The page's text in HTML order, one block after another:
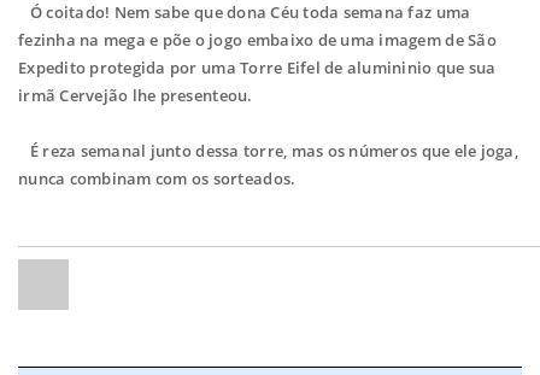
Ó coitado! Nem sabe que dona Céu toda semana faz uma
fezinha na mega e põe o jogo embaixo de uma imagem de São
Expedito protegida por uma Torre Eifel de alumininio que sua
irmã Cervejão lhe presenteou.
É reza semanal junto dessa torre, mas os números que ele joga,
nunca combinam com os sorteados.